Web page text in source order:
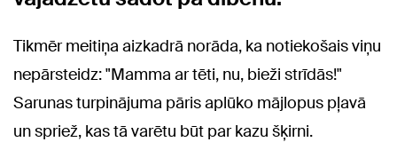
Tikmēr meitiņa aizkadrā norāda, ka notiekošais viņu
nepārsteidz: "Mamma ar tēti, nu, bieži strīdās!"
Sarunas turpinājuma pāris aplūko mājlopus pļavā
un spriež, kas tā varētu būt par kazu šķirni.